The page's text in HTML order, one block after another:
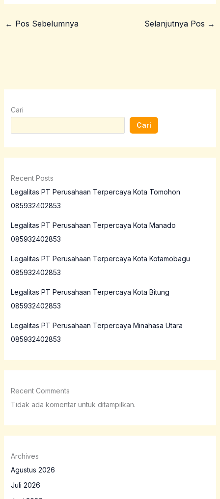
← Pos Sebelumnya Selanjutnya Pos →
Cari
Cari
Recent Posts
Legalitas PT Perusahaan Terpercaya Kota Tomohon
085932402853
Legalitas PT Perusahaan Terpercaya Kota Manado
085932402853
Legalitas PT Perusahaan Terpercaya Kota Kotamobagu
085932402853
Legalitas PT Perusahaan Terpercaya Kota Bitung
085932402853
Legalitas PT Perusahaan Terpercaya Minahasa Utara
085932402853
Recent Comments
Tidak ada komentar untuk ditampilkan.
Archives
Agustus 2026
Juli 2026